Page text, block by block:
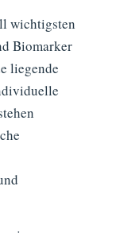
wichtigsten
Biomarker
liegende